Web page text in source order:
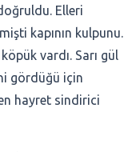
Elleri
kapının kulpunu.
vardı. Sarı gül
gördüğü için
hayret sindirici